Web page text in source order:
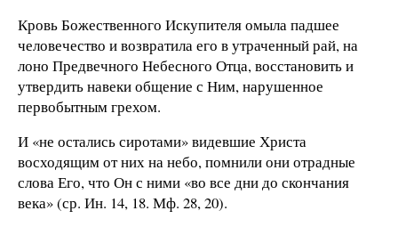
Кровь Божественного Искупителя омыла падшее
человечество и возвратила его в утраченный рай, на
лоно Предвечного Небесного Отца, восстановить и
утвердить навеки общение с Ним, нарушенное
первобытным грехом.
И «не остались сиротами» видевшие Христа
восходящим от них на небо, помнили они отрадные
слова Его, что Он с ними «во все дни до скончания
века» (ср. Ин. 14, 18. Мф. 28, 20).